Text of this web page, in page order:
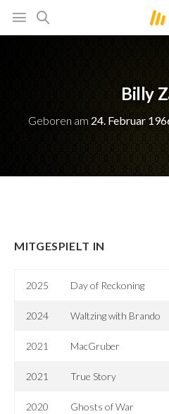
Billy
Geboren am 24. Februar
MITGESPIELT IN
2025 Day of Reckoning
2024 Waltzing with Brando
2021 MacGruber
2021 True Story
2020 Ghosts of War